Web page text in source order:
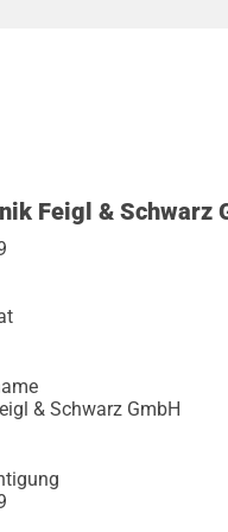
Feigl & Schwarz
& Schwarz GmbH